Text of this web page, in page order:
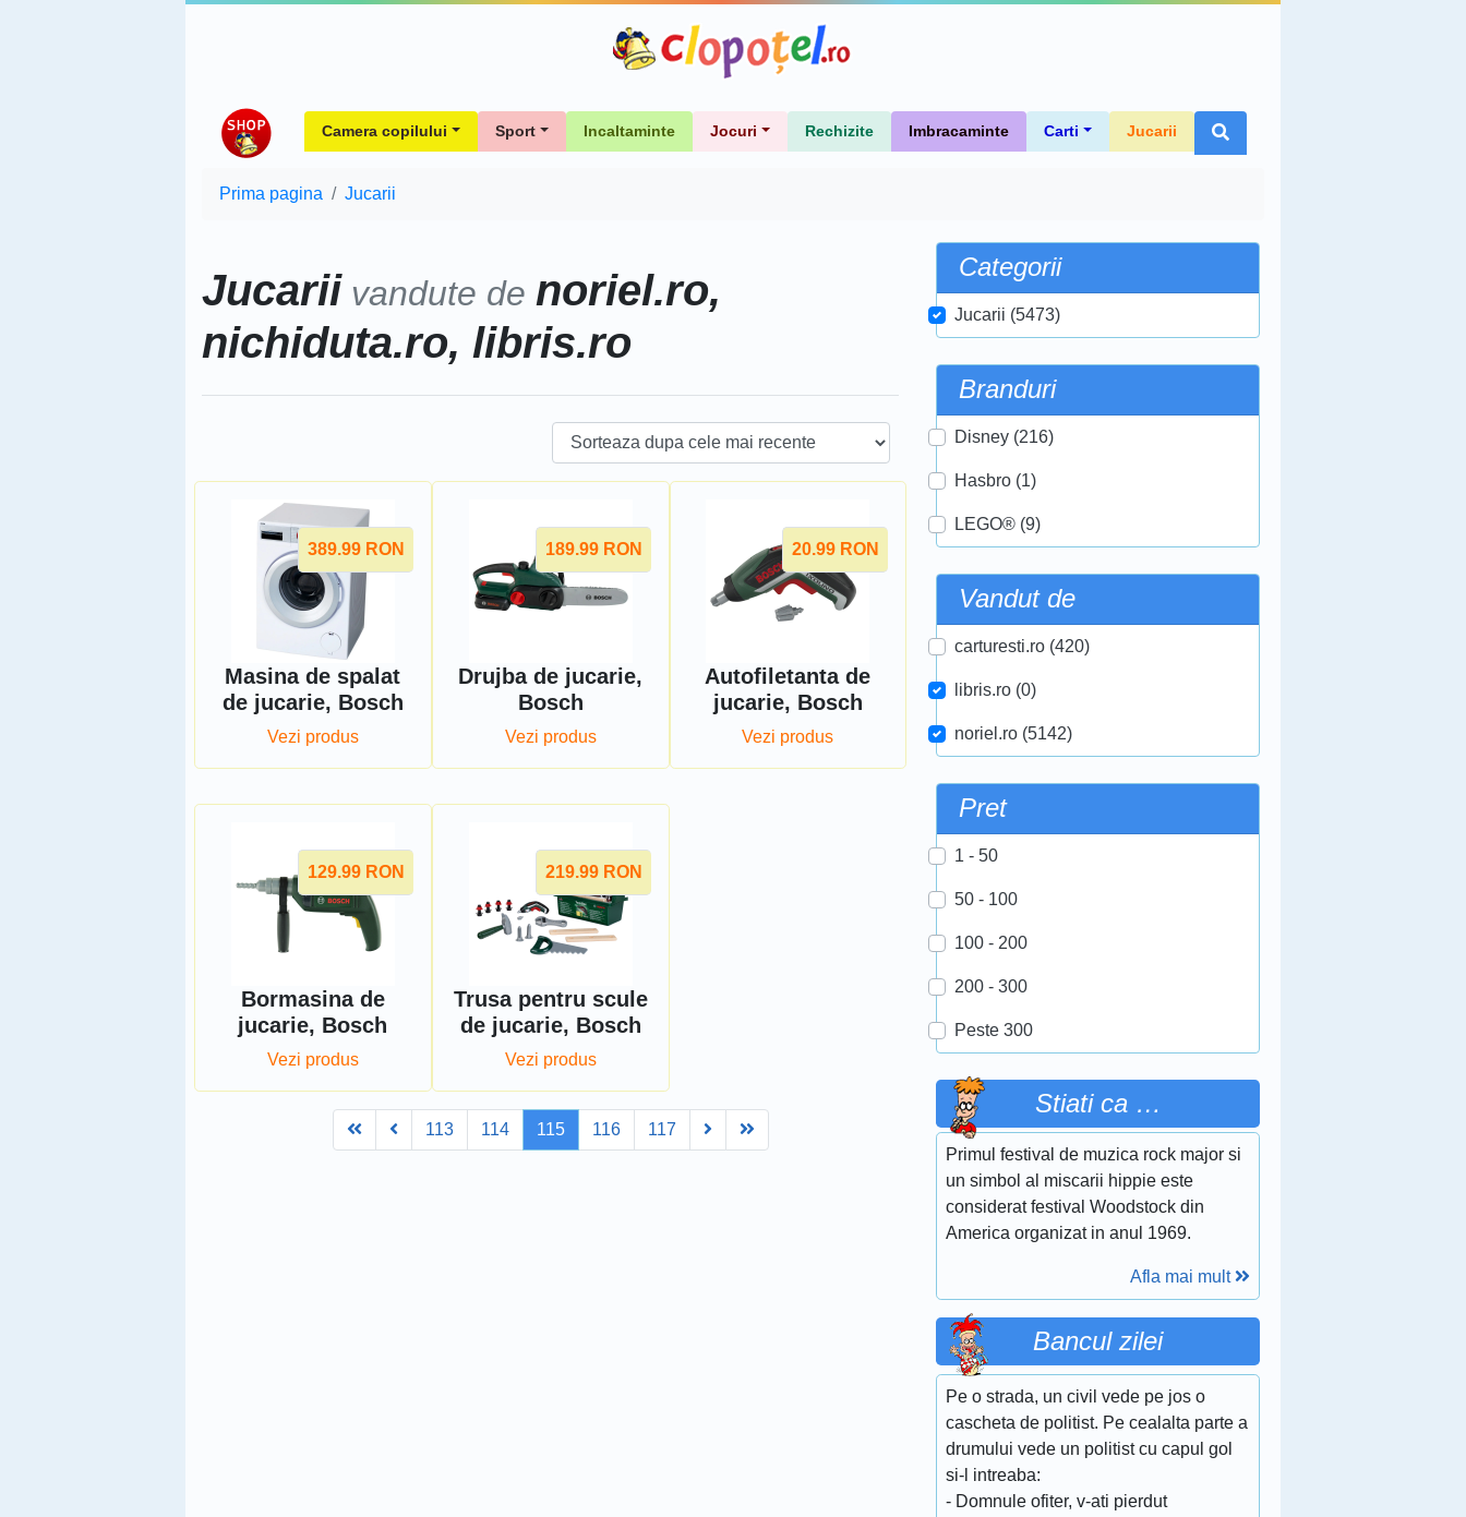
Camera copilului Sport Incaltaminte Jocuri Rechizite Imbracaminte Carti Jucarii
Prima pagina Jucarii
Jucarii vandute de noriel.ro,
nichiduta.ro, libris.ro
389.99 RON
Masina de spalat
de jucarie, Bosch
Vezi produs
189.99 RON
Drujba de jucarie,
Bosch
Vezi produs
20.99 RON
Autofiletanta de
jucarie, Bosch
Vezi produs
129.99 RON
Bormasina de
jucarie, Bosch
Vezi produs
219.99 RON
Trusa pentru scule
de jucarie, Bosch
Vezi produs
FirstPrev113 114 115 116 117 Next Last
Categorii
Jucarii (5473)
Branduri
Disney (216)
Hasbro (1)
LEGO® (9)
Vandut de
carturesti.ro (420)
libris.ro (0)
noriel.ro (5142)
Pret
1 - 50
50 - 100
100 - 200
200 - 300
Peste 300
Stiati ca …
Primul festival de muzica rock major si
un simbol al miscarii hippie este
considerat festival Woodstock din
America organizat in anul 1969.
Afla mai mult
Bancul zilei
Pe o strada, un civil vede pe jos o
cascheta de politist. Pe cealalta parte a
drumului vede un politist cu capul gol
si-l intreaba:
- Domnule ofiter, v-ati pierdut